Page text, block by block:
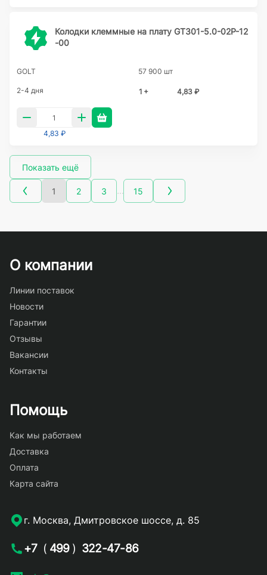
Колодки клеммные на плату GT301-5.0-02P-12
-00
GOLT 57 900 шт
2-4 дня 1 + 4,83 ₽
4,83 ₽
Показать ещё
1 2 3 … 15
О компании
Линии поставок
Новости
Гарантии
Отзывы
Вакансии
Контакты
Помощь
Как мы работаем
Доставка
Оплата
Карта сайта
г. Москва, Дмитровское шоссе, д. 85
+7 ( 499 ) 322-47-86